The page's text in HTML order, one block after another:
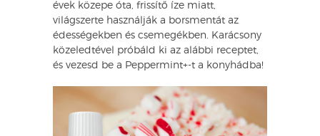
évek közepe óta, frissítő íze miatt,
világszerte használják a borsmentát az
édességekben és csemegékben. Karácsony
közeledtével próbáld ki az alábbi receptet,
és vezesd be a Peppermint+-t a konyhádba!